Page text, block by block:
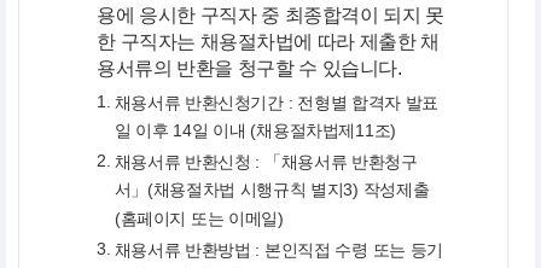
용에 응시한 구직자 중 최종합격이 되지 못
한 구직자는 채용절차법에 따라 제출한 채
용서류의 반환을 청구할 수 있습니다.
1.
채용서류 반환신청기간 : 전형별 합격자 발표
일 이후 14일 이내 (채용절차법제11조)
2. 채용서류 반환신청 : 「채용서류 반환청구
서」(채용절차법 시행규칙 별지3) 작성제출
(홈페이지 또는 이메일)
3. 채용서류 반환방법 : 본인직접 수령 또는 등기